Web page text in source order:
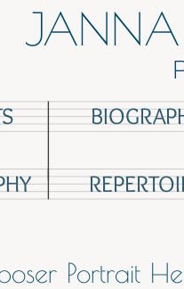
JANNA
Portrait